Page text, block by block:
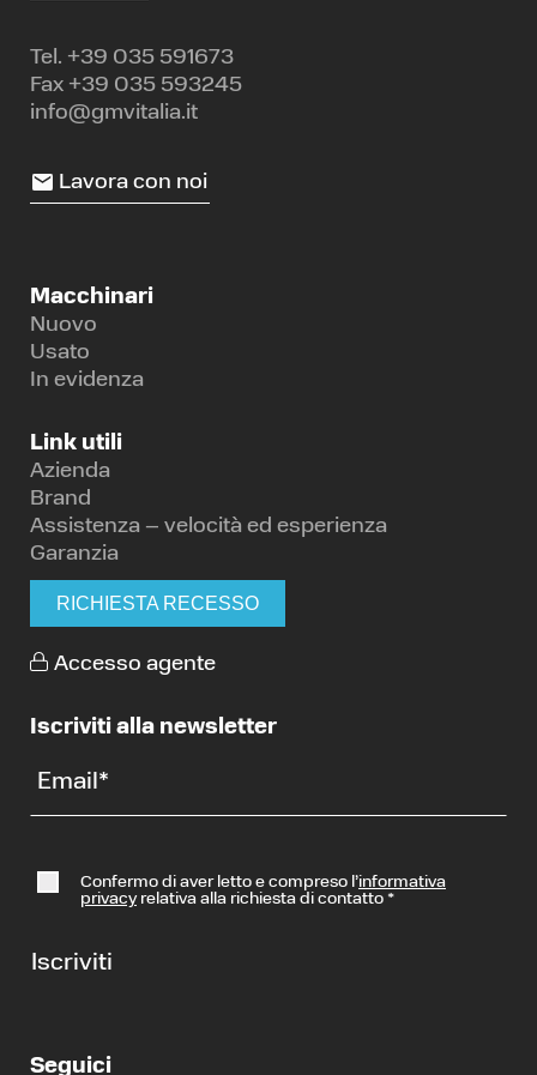
Tel. +39 035 591673
Fax +39 035 593245
info@gmvitalia.it
Lavora con noi
Macchinari
Nuovo
Usato
In evidenza
Link utili
Azienda
Brand
Assistenza – velocità ed esperienza
Garanzia
RICHIESTA RECESSO
Accesso agente
Iscriviti alla newsletter
Email *
Confermo di aver letto e compreso l’informativa
privacyrelativa alla richiesta di contatto *
Iscriviti
Seguici